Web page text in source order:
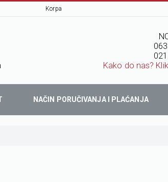
Korpa
Kako do nas?
NAČIN PORUČIVANJA I PLAĆANJA